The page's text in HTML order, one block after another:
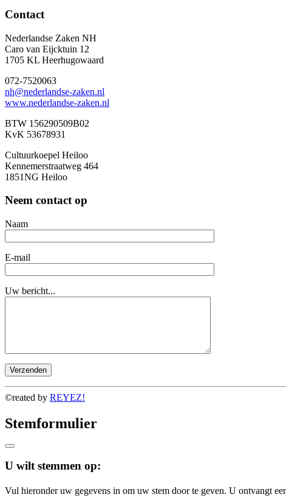
Contact
Nederlandse Zaken NH
Caro van Eijcktuin 12
1705 KL Heerhugowaard
072-7520063
nh@nederlandse-zaken.nl
www.nederlandse-zaken.nl
BTW 156290509B02
KvK 53678931
Cultuurkoepel Heiloo
Kennemerstraatweg 464
1851NG Heiloo
Neem contact op
Naam
E-mail
Uw bericht...
©reated by REYEZ!
Stemformulier
U wilt stemmen op:
Vul hieronder uw gegevens in om uw stem door te geven. U ontvangt